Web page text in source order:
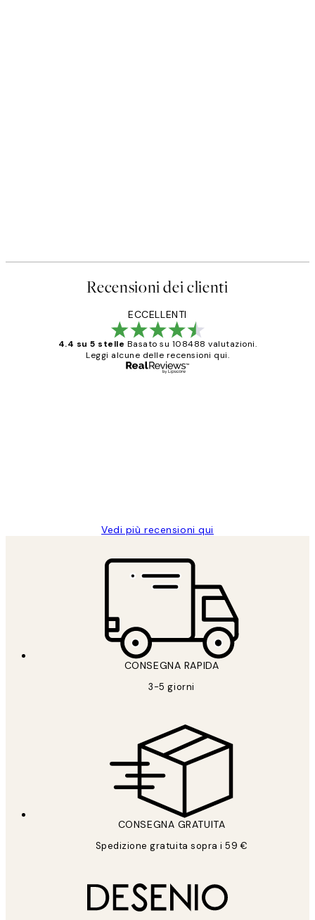
Recensioni dei clienti
ECCELLENTI
4.4 su 5 stelle Basato su 108488 valutazioni.
Leggi alcune delle recensioni qui.
Vedi più recensioni qui
CONSEGNA RAPIDA
3-5 giorni
CONSEGNA GRATUITA
Spedizione gratuita sopra i 59 €